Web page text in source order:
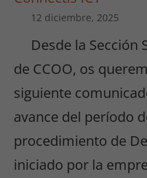
12 diciembre, 2025
Desde la Sección
de CCOO, os
siguiente
avance del período
procedimiento de
iniciado por la